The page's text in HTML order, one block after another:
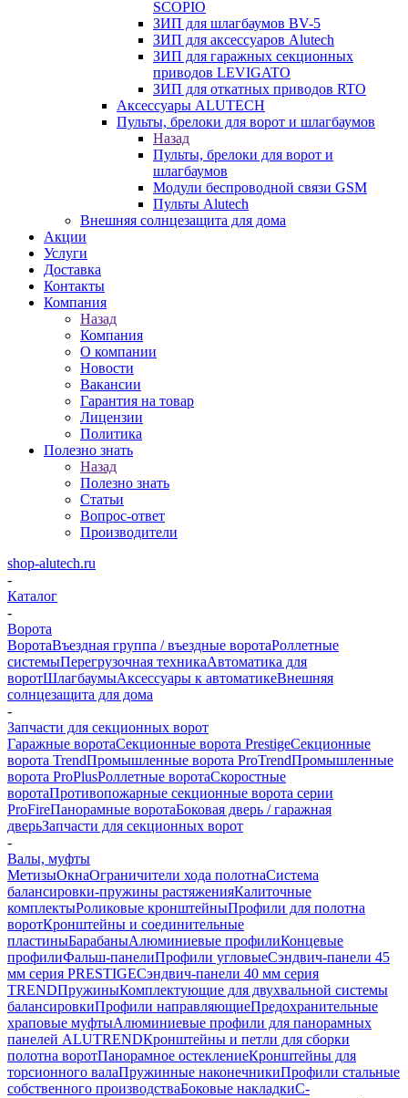
SCOPIO
ЗИП для шлагбаумов BV-5
ЗИП для аксессуаров Alutech
ЗИП для гаражных секционных
приводов LEVIGATO
ЗИП для откатных приводов RTO
Аксессуары ALUTECH
Пульты, брелоки для ворот и шлагбаумов
Назад
Пульты, брелоки для ворот и
шлагбаумов
Модули беспроводной связи GSM
Пульты Alutech
Внешняя солнцезащита для дома
Акции
Услуги
Доставка
Контакты
Компания
Назад
Компания
О компании
Новости
Вакансии
Гарантия на товар
Лицензии
Политика
Полезно знать
Назад
Полезно знать
Статьи
Вопрос-ответ
Производители
shop-alutech.ru
-
Каталог
-
Ворота
ВоротаВъездная группа / въездные воротаРоллетные
системыПерегрузочная техникаАвтоматика для
воротШлагбаумыАксессуары к автоматикеВнешняя
солнцезащита для дома
-
Запчасти для секционных ворот
Гаражные воротаСекционные ворота PrestigeСекционные
ворота TrendПромышленные ворота ProTrendПромышленные
ворота ProPlusРоллетные воротаСкоростные
воротаПротивопожарные секционные ворота серии
ProFireПанорамные воротаБоковая дверь / гаражная
дверьЗапчасти для секционных ворот
-
Валы, муфты
МетизыОкнаОграничители хода полотнаСистема
балансировки-пружины растяженияКалиточные
комплектыРоликовые кронштейныПрофили для полотна
воротКронштейны и соединительные
пластиныБарабаныАлюминиевые профилиКонцевые
профилиФальш-панелиПрофили угловыеСэндвич-панели 45
мм серия PRESTIGEСэндвич-панели 40 мм серия
TRENDПружиныКомплектующие для двухвальной системы
балансировкиПрофили направляющиеПредохранительные
храповые муфтыАлюминиевые профили для панорамных
панелей ALUTRENDКронштейны и петли для сборки
полотна воротПанорамное остеклениеКронштейны для
торсионного валаПружинные наконечникиПрофили стальные
собственного производстваБоковые накладкиС-